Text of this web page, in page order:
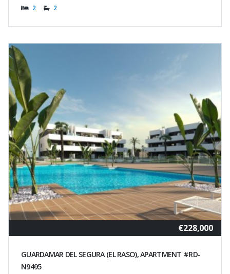
2
2
€228,000
GUARDAMAR DEL SEGURA (EL RASO), APARTMENT #RD-
N9495